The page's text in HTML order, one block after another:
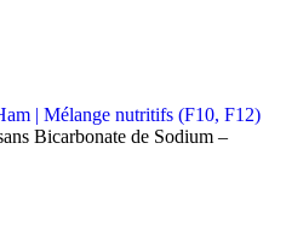
| Mélange nutritifs (F10, F12)
Bicarbonate de Sodium –